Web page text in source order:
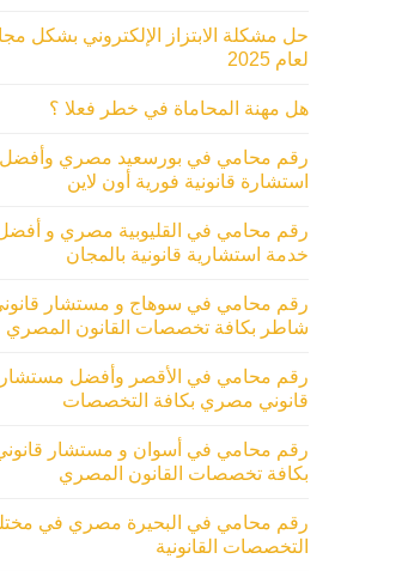
حل مشكلة الابتزاز الإلكتروني بشكل
لعام 2025
هل مهنة المحاماة في خطر فعلا ؟
رقم محامي في بورسعيد مصري وأفضل
استشارة قانونية فورية أون لاين
رقم محامي في القليوبية مصري و
خدمة استشارية قانونية بالمجان
رقم محامي في سوهاج و مستشار
شاطر بكافة تخصصات القانون المصري
رقم محامي في الأقصر وأفضل مستشار
قانوني مصري بكافة التخصصات
رقم محامي في أسوان و مستشار
بكافة تخصصات القانون المصري
رقم محامي في البحيرة مصري في
التخصصات القانونية